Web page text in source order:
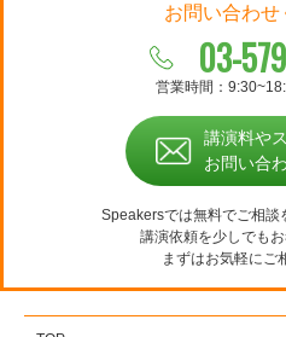
お問い合わせ
03-
営業時間：
講演料や
お問い合
Speakersでは無料でご相談
講演依頼を少しでもお
まずはお気軽にご